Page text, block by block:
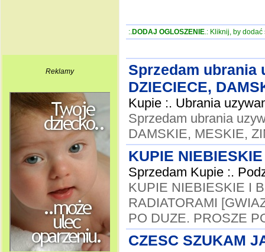
Reklamy
:.DODAJ OGLOSZENIE.: Kliknij, by dodać
Sprzedam ubrania
DZIECIECE,
Kupie :. Ubrania
Sprzedam ubrania
DAMSKIE, MESKIE,
KUPIE
Sprzedam Kupie :.
KUPIE NIEBIESKIE I
RADIATORAMI
PO DUZE. PROSZE
CZESC SZUKAM